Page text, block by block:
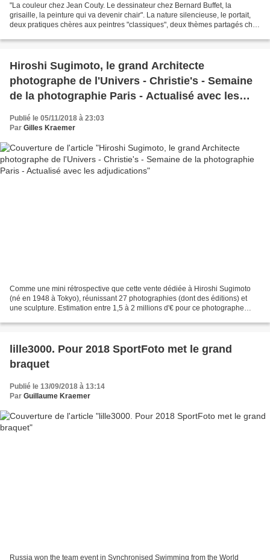
"La couleur chez Jean Couty. Le dessinateur chez Bernard Buffet, la
grisaille, la peinture qui va devenir chair". La nature silencieuse, le portait,
deux pratiques chères aux peintres "classiques", deux thèmes partagés chez
Hiroshi Sugimoto, le grand Architecte
photographe de l'Univers - Christie's - Semaine
de la photographie Paris - Actualisé avec les
Publié le 05/11/2018 à 23:03
Par Gilles Kraemer
Comme une mini rétrospective que cette vente dédiée à Hiroshi Sugimoto
(né en 1948 à Tokyo), réunissant 27 photographies (dont des éditions) et
une sculpture. Estimation entre 1,5 à 2 millions d'€ pour ce photographe
lille3000. Pour 2018 SportFoto met le grand
braquet
Publié le 13/09/2018 à 13:14
Par Guillaume Kraemer
Russia won the team event in Synchronised Swimming from the World